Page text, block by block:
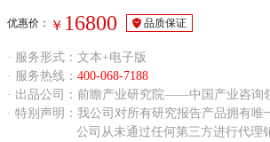
优惠价： ￥ 16800 品质保证
· 服务形式：文本+电子版
· 服务热线： 400-068-7188
· 出品公司：前瞻产业研究院——中国产业咨询
· 特别声明：我公司对所有研究报告产品拥有唯
公司从未通过任何第三方进行代理